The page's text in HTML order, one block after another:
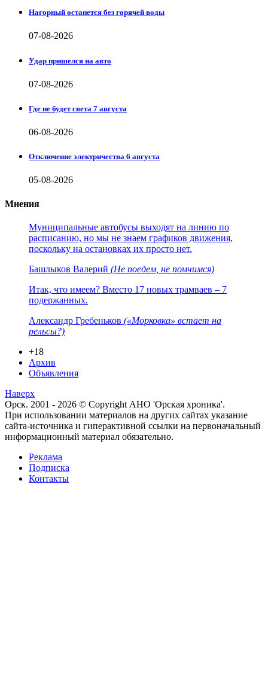
Нагорный останется без горячей воды
07-08-2026
Удар пришелся на авто
07-08-2026
Где не будет света 7 августа
06-08-2026
Отключение электричества 6 августа
05-08-2026
Мнения
Муниципальные автобусы выходят на линию по
расписанию, но мы не знаем графиков движения,
поскольку на остановках их просто нет.
Башлыков Валерий (Не поедем, не помчимся)
Итак, что имеем? Вместо 17 новых трамваев – 7
подержанных.
Александр Гребеньков («Морковка» встает на
рельсы?)
+18
Архив
Объявления
Наверх
Орск. 2001 - 2026 © Copyright АНО 'Орская хроника'.
При использовании материалов на других сайтах указание
сайта-источника и гиперактивной ссылки на первоначальный
информационный материал обязательно.
Реклама
Подписка
Контакты